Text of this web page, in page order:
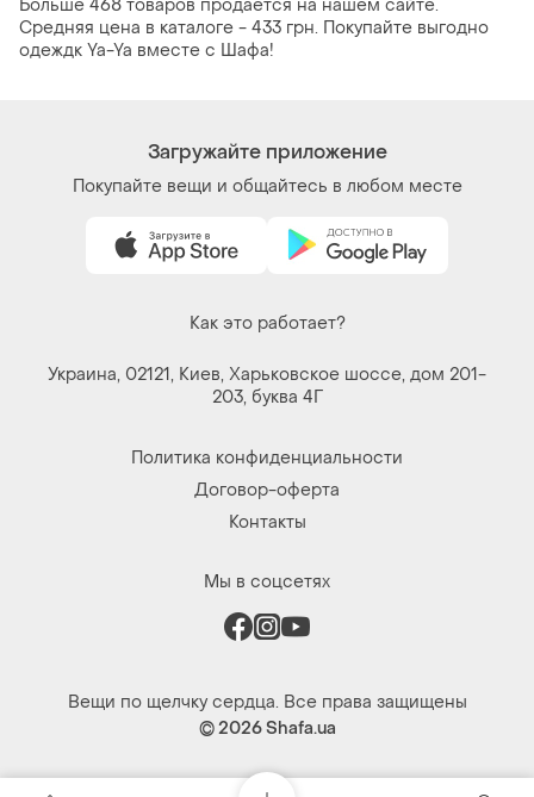
Больше 468 товаров продается на нашем сайте.
Средняя цена в каталоге - 433 грн. Покупайте выгодно
одеждк Ya-Ya вместе с Шафа!
Загружайте приложение
Покупайте вещи и общайтесь в любом месте
Как это работает?
Украина, 02121, Киев, Харьковское шоссе, дом 201-
203, буква 4Г
Политика конфиденциальности
Договор-оферта
Контакты
Мы в соцсетях
Вещи по щелчку сердца. Все права защищены
© 2026Shafa.ua